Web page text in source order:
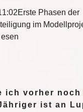
Phasen der
im
ich vorher noch
ist an